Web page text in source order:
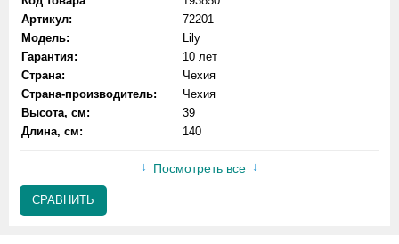
Артикул:
72201
Модель:
Lily
Гарантия:
10 лет
Страна:
Чехия
Страна-производитель:
Чехия
Высота, см:
39
Длина, см:
140
Посмотреть все
СРАВНИТЬ